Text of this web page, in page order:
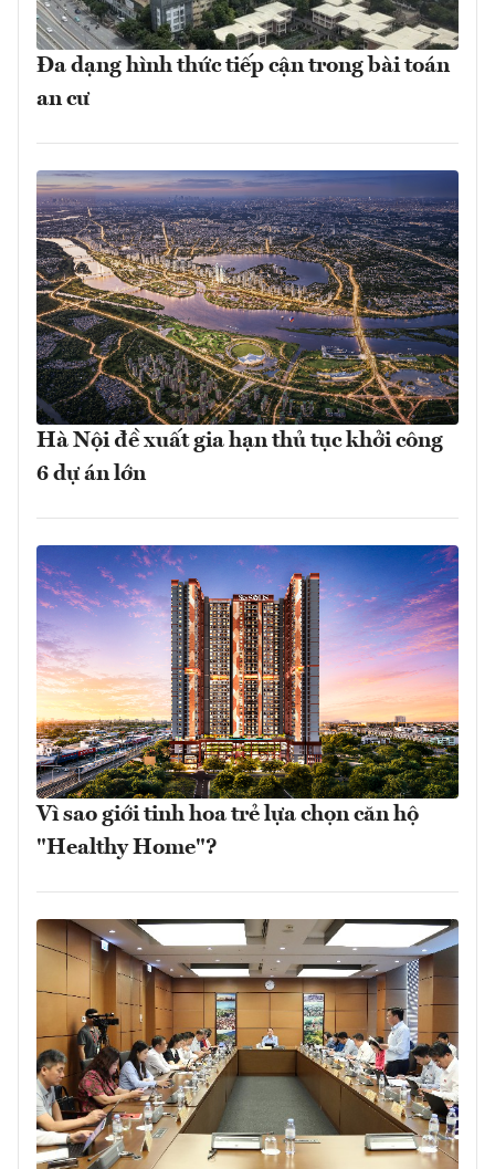
Đa dạng hình thức tiếp cận trong bài toán
an cư
Hà Nội đề xuất gia hạn thủ tục khởi công
6 dự án lớn
Vì sao giới tinh hoa trẻ lựa chọn căn hộ
"Healthy Home"?